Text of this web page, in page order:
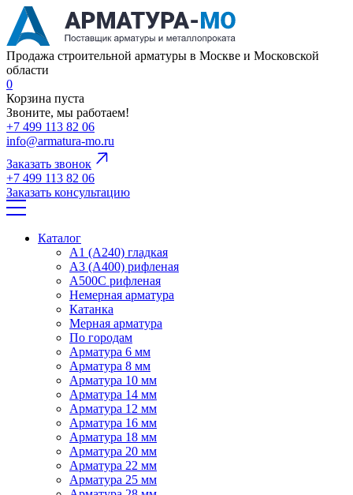
Продажа строительной арматуры в Москве и Московской
области
0
Корзина пуста
Звоните, мы работаем!
+7 499 113 82 06
info@armatura-mo.ru
Заказать звонок
+7 499 113 82 06
Заказать консультацию
Каталог
А1 (А240) гладкая
А3 (А400) рифленая
А500С рифленая
Немерная арматура
Катанка
Мерная арматура
По городам
Арматура 6 мм
Арматура 8 мм
Арматура 10 мм
Арматура 14 мм
Арматура 12 мм
Арматура 16 мм
Арматура 18 мм
Арматура 20 мм
Арматура 22 мм
Арматура 25 мм